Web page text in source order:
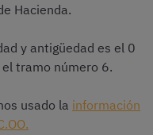
Hacienda.
y antigüedad es el 0
tramo número 6.
usado la información